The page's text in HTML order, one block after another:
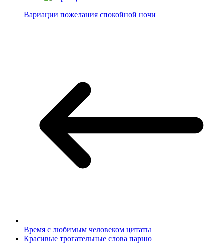
Вариации пожелания спокойной ночи
Время с любимым человеком цитаты
Красивые трогательные слова парню